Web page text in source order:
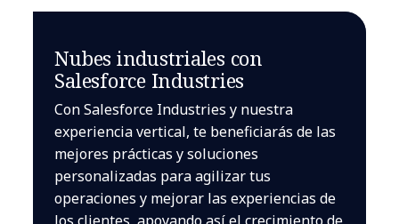
Nubes industriales con
Salesforce Industries
Con Salesforce Industries y nuestra
experiencia vertical, te beneficiarás de las
mejores prácticas y soluciones
personalizadas para agilizar tus
operaciones y mejorar las experiencias de